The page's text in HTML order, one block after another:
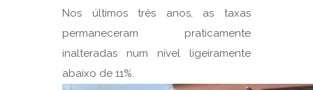
Nos últimos três anos, as taxas
permaneceram praticamente
inalteradas num nível ligeiramente
abaixo de 11%.